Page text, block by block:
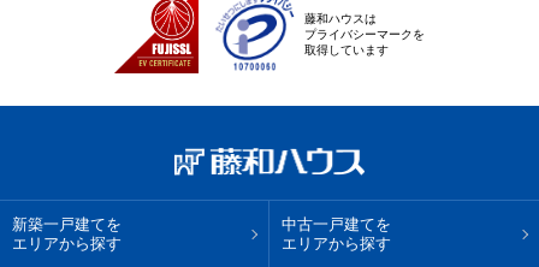
藤和ハウスは
プライバシーマークを
取得しています
新築一戸建てを
エリアから探す
中古一戸建てを
エリアから探す